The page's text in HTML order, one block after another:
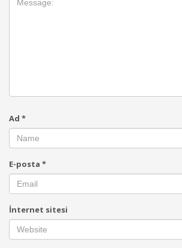
Ad *
E-posta *
İnternet sitesi